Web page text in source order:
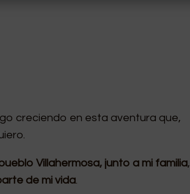
creciendo en esta aventura que,
Villahermosa, junto a mi familia,
de mi vida.